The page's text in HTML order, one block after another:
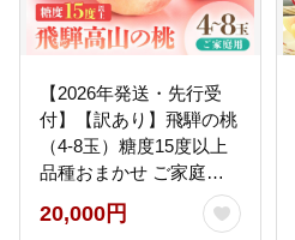
【2026年発送・先行受
付】【訳あり】飛騨の桃
（4-8玉）糖度15度以上
品種おまかせ ご家庭用
｜桃 もも 極上の甘さ 濃
厚な甘さ 甘い 訳アリ 規
20,000円